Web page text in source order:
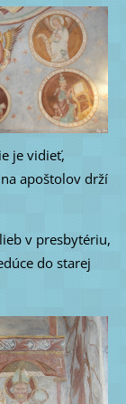
je vidieť,
apoštolov drží
v presbytériu,
do starej